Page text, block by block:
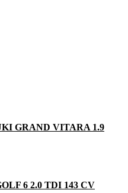
GRAND VITARA 1.9
6 2.0 TDI 143 CV